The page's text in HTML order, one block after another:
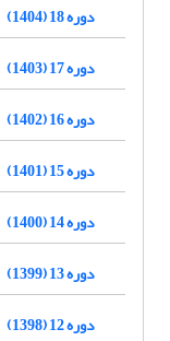
دوره 18 (1404)
دوره 17 (1403)
دوره 16 (1402)
دوره 15 (1401)
دوره 14 (1400)
دوره 13 (1399)
دوره 12 (1398)